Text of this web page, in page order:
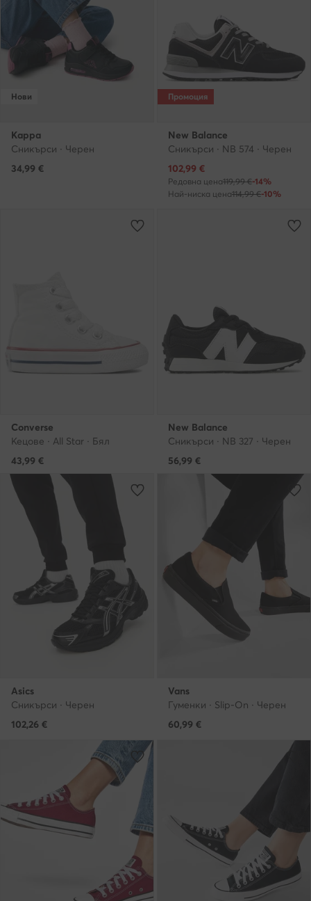
Нови
Kappa
Сникърси · Черен
34,99 €
Промоция
New Balance
Сникърси · NB 574 · Черен
Актуална цена
102,99 €
Редовна цена119,99 €-14%
Най-ниска цена114,99 €-10%
Converse
Кецове · All Star · Бял
43,99 €
New Balance
Сникърси · NB 327 · Черен
56,99 €
Asics
Сникърси · Черен
102,26 €
Vans
Гуменки · Slip-On · Черен
60,99 €